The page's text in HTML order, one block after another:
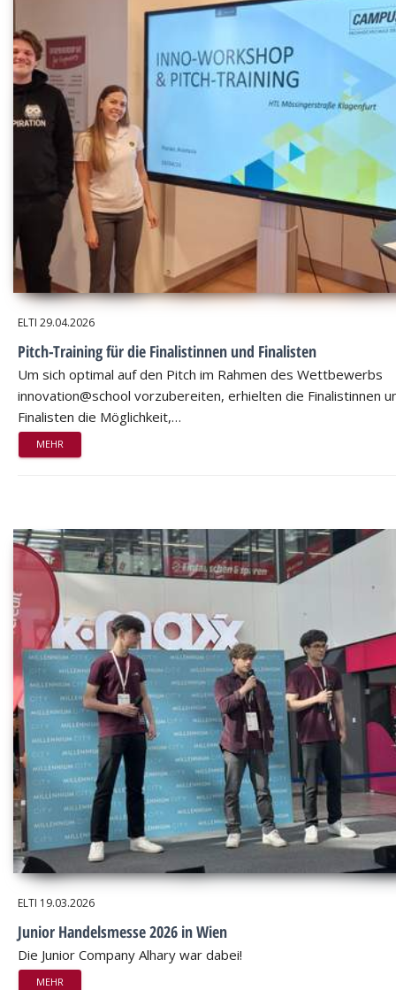
ELTI 29.04.2026
Pitch-Training für die Finalistinnen und Finalisten
Um sich optimal auf den Pitch im Rahmen des Wettbewerbs
innovation@school vorzubereiten, erhielten die Finalistinnen
Finalisten die Möglichkeit,…
MEHR
ELTI 19.03.2026
Junior Handelsmesse 2026 in Wien
Die Junior Company Alhary war dabei!
MEHR